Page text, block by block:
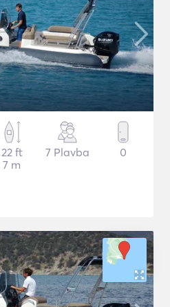
22 ft
7 m
7 Plavba 0